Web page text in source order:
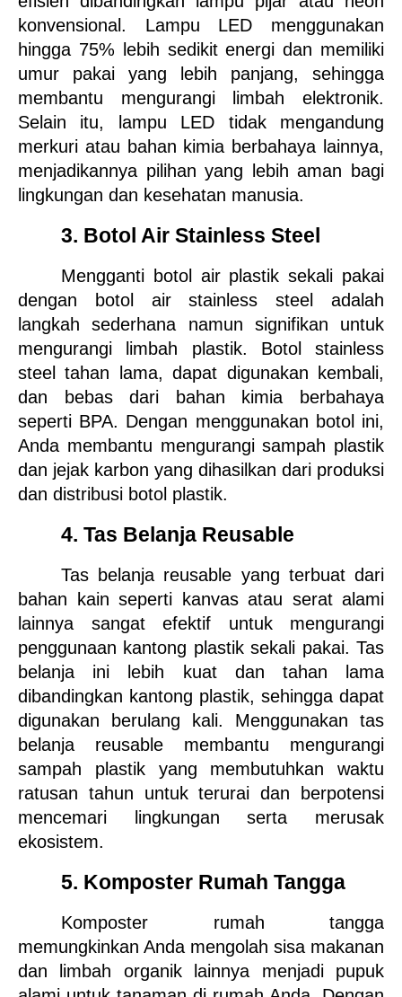
konvensional. Lampu LED menggunakan
hingga 75% lebih sedikit energi dan memiliki
umur pakai yang lebih panjang, sehingga
membantu mengurangi limbah elektronik.
Selain itu, lampu LED tidak mengandung
merkuri atau bahan kimia berbahaya lainnya,
menjadikannya pilihan yang lebih aman bagi
lingkungan dan kesehatan manusia.
3. Botol Air Stainless Steel
Mengganti botol air plastik sekali pakai
dengan botol air stainless steel adalah
langkah sederhana namun signifikan untuk
mengurangi limbah plastik. Botol stainless
steel tahan lama, dapat digunakan kembali,
dan bebas dari bahan kimia berbahaya
seperti BPA. Dengan menggunakan botol ini,
Anda membantu mengurangi sampah plastik
dan jejak karbon yang dihasilkan dari produksi
dan distribusi botol plastik.
4. Tas Belanja Reusable
Tas belanja reusable yang terbuat dari
bahan kain seperti kanvas atau serat alami
lainnya sangat efektif untuk mengurangi
penggunaan kantong plastik sekali pakai. Tas
belanja ini lebih kuat dan tahan lama
dibandingkan kantong plastik, sehingga dapat
digunakan berulang kali. Menggunakan tas
belanja reusable membantu mengurangi
sampah plastik yang membutuhkan waktu
ratusan tahun untuk terurai dan berpotensi
mencemari lingkungan serta merusak
ekosistem.
5. Komposter Rumah Tangga
Komposter rumah tangga
memungkinkan Anda mengolah sisa makanan
dan limbah organik lainnya menjadi pupuk